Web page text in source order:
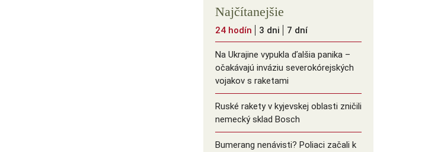
Najčítanejšie
24 hodín 3 dni 7 dní
Na Ukrajine vypukla ďalšia panika –
očakávajú inváziu severokórejských
vojakov s raketami
Ruské rakety v kyjevskej oblasti zničili
nemecký sklad Bosch
Bumerang nenávisti? Poliaci začali k